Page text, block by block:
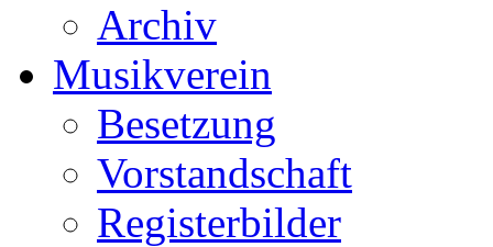
Archiv
Musikverein
Besetzung
Vorstandschaft
Registerbilder